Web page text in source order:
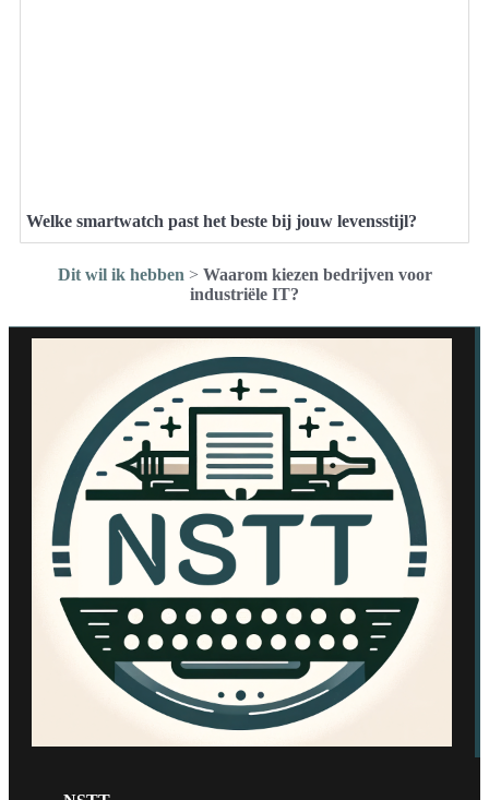
Welke smartwatch past het beste bij jouw levensstijl?
Dit wil ik hebben > Waarom kiezen bedrijven voor
industriële IT?